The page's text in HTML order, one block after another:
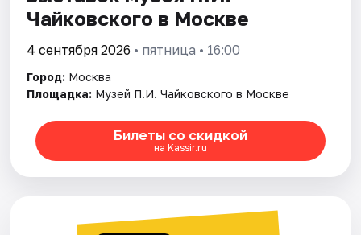
Чайковского в Москве
4 сентября 2026 • пятница • 16:00
Город: Москва
Площадка: Музей П.И. Чайковского в Москве
Билеты со скидкой
на Kassir.ru